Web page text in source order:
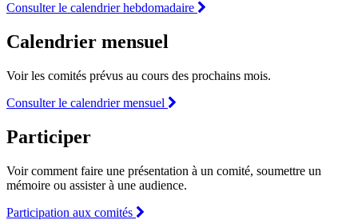
Consulter le calendrier hebdomadaire
Calendrier mensuel
Voir les comités prévus au cours des prochains mois.
Consulter le calendrier mensuel
Participer
Voir comment faire une présentation à un comité, soumettre un
mémoire ou assister à une audience.
Participation aux comités